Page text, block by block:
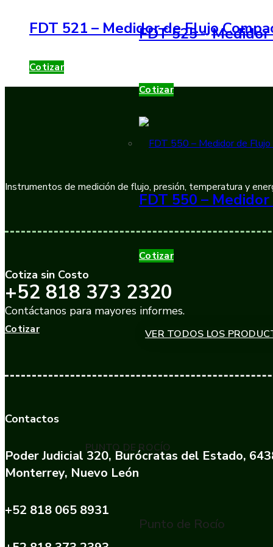
FDT 525 –
Cotizar
FDT 550 –
Cotizar
VER TODOS LOS
PUNTO DE ROCÍO
Punto de Rocío
FDT 521 – Medidor de Flujo
Cotizar
Instrumentos de medición de flujo, presión, temperatura y
Cotiza sin Costo
+52 818 373 2320
Contáctanos para mayores informes.
Cotizar
Contactos
Poder Judicial 320, Burócratas del Estado,
Monterrey, Nuevo León
+52 818 065 8931